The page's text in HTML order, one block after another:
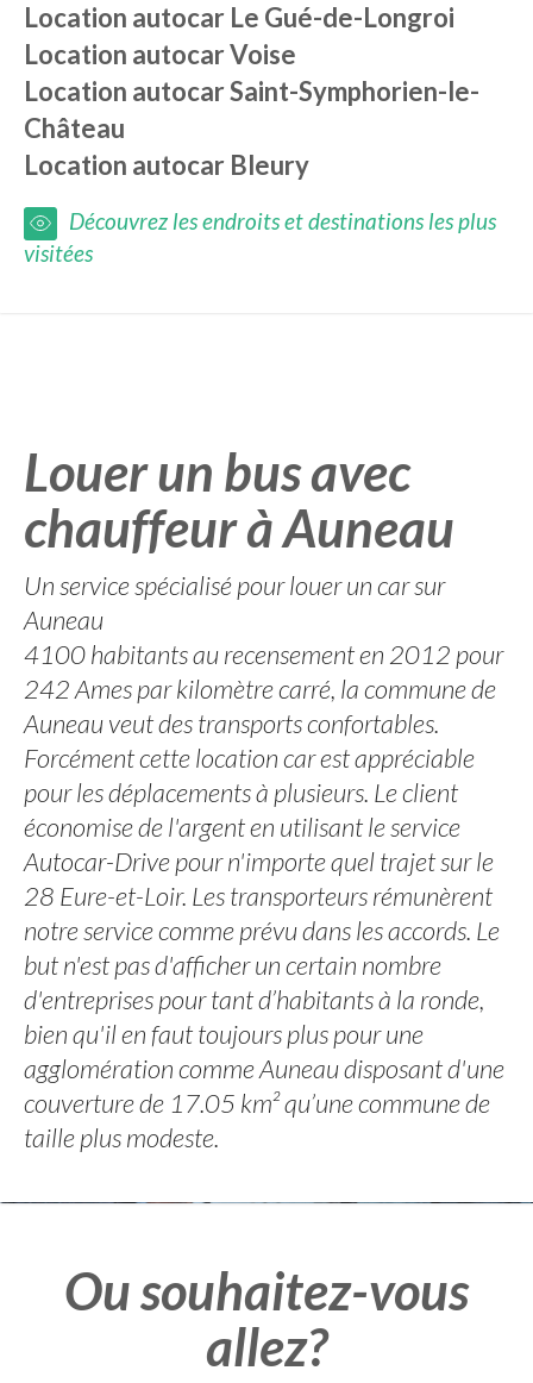
Location autocar Le Gué-de-Longroi
Location autocarVoise
Location autocarSaint-Symphorien-le-
Château
Location autocar Bleury
Découvrez les endroits et destinations les plus
visitées
Louer un bus avec
chauffeur à Auneau
Un service spécialisé pour louer un car sur
Auneau
4100 habitants au recensement en 2012 pour
242 Ames par kilomètre carré, la commune de
Auneau veut des transports confortables.
Forcément cette location car est appréciable
pour les déplacements à plusieurs. Le client
économise de l'argent en utilisant le service
Autocar-Drive pour n'importe quel trajet sur le
28 Eure-et-Loir. Les transporteurs rémunèrent
notre service comme prévu dans les accords. Le
but n'est pas d'afficher un certain nombre
d'entreprises pour tant d’habitants à la ronde,
bien qu'il en faut toujours plus pour une
agglomération comme Auneau disposant d'une
couverture de 17.05 km² qu’une commune de
taille plus modeste.
Ou souhaitez-vous
allez?